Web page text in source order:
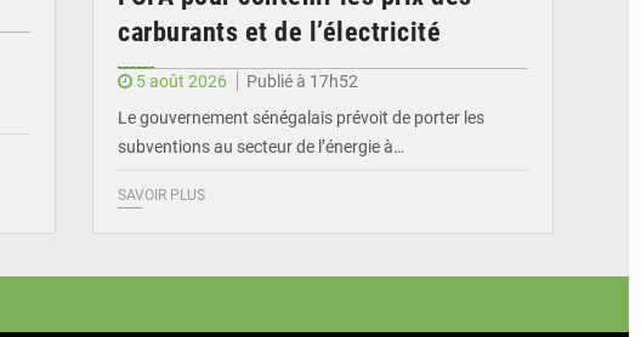
carburants et de l’électricité
5 août 2026
Publié à 17h52
Le gouvernement sénégalais prévoit de porter les
subventions au secteur de l’énergie à…
SAVOIR PLUS